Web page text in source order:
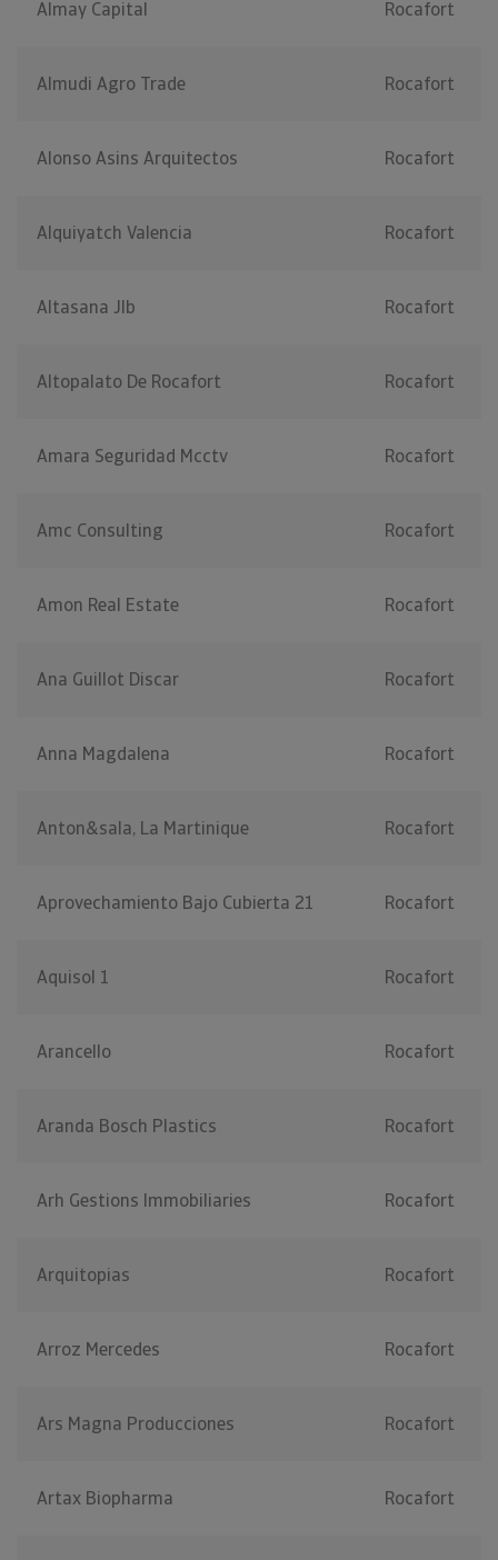
Almay Capital Rocafort
Almudi Agro Trade Rocafort
Alonso Asins Arquitectos Rocafort
Alquiyatch Valencia Rocafort
Altasana Jlb Rocafort
Altopalato De Rocafort Rocafort
Amara Seguridad Mcctv Rocafort
Amc Consulting Rocafort
Amon Real Estate Rocafort
Ana Guillot Discar Rocafort
Anna Magdalena Rocafort
Anton&sala, La Martinique Rocafort
Aprovechamiento Bajo Cubierta 21 Rocafort
Aquisol 1 Rocafort
Arancello Rocafort
Aranda Bosch Plastics Rocafort
Arh Gestions Immobiliaries Rocafort
Arquitopias Rocafort
Arroz Mercedes Rocafort
Ars Magna Producciones Rocafort
Artax Biopharma Rocafort